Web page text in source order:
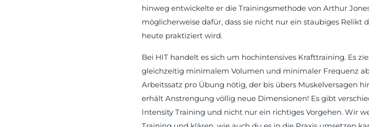
hinweg entwickelte er die Trainingsmethode von Arthur
möglicherweise dafür, dass sie nicht nur ein staubiges Relikt
heute praktiziert wird.
Bei HIT handelt es sich um hochintensives Krafttraining. Es
gleichzeitig minimalem Volumen und minimaler Frequenz
Arbeitssatz pro Übung nötig, der bis übers Muskelversagen
erhält Anstrengung völlig neue Dimensionen! Es gibt
Intensity Training und nicht nur ein richtiges Vorgehen. Wir